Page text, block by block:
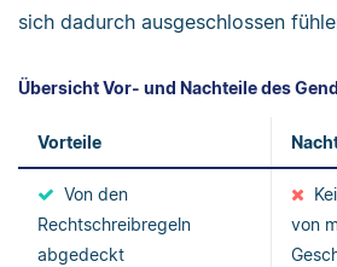
sich dadurch ausgeschlossen
Übersicht Vor- und Nachteile des
Vorteile
Von den
Rechtschreibregeln
abgedeckt
von